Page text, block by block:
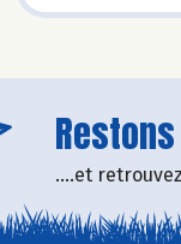
....et